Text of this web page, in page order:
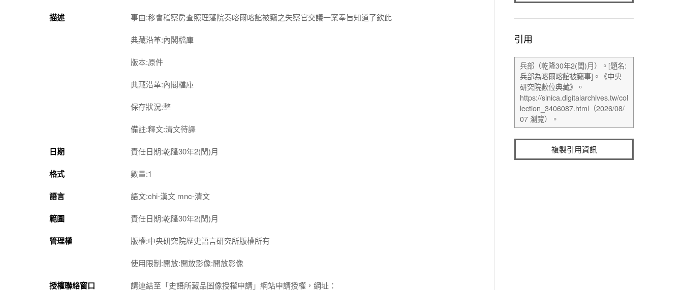
描述 事由:移會稽察房查照理藩院奏喀爾喀館被竊之失察官交議一案奉旨知道了欽此
典藏沿革:內閣檔庫
版本:原件
典藏沿革:內閣檔庫
保存狀況:整
備註:釋文:清文待譯
日期 責任日期:乾隆30年2(閏)月
格式 數量:1
語言 語文:chi-漢文 mnc-清文
範圍 責任日期:乾隆30年2(閏)月
管理權 版權:中央研究院歷史語言研究所版權所有
使用限制:開放:開放影像:開放影像
授權聯絡窗口
請連結至「史語所藏品圖像授權申請」網站申請授權，網址：
引用
複製引用資訊